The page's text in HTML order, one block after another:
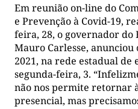
Em reunião on-line do
e Prevenção à Covid-19,
feira, 28, o governador do
Mauro Carlesse,
2021, na rede estadual
segunda-feira, 3.
não nos permite retornar
presencial, mas